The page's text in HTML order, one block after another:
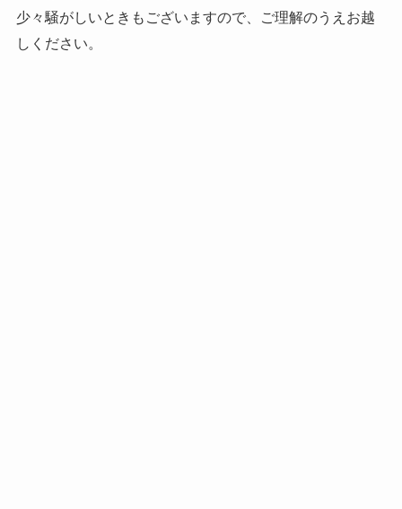
少々騒がしいときもございますので、ご理解のうえお越
しください。